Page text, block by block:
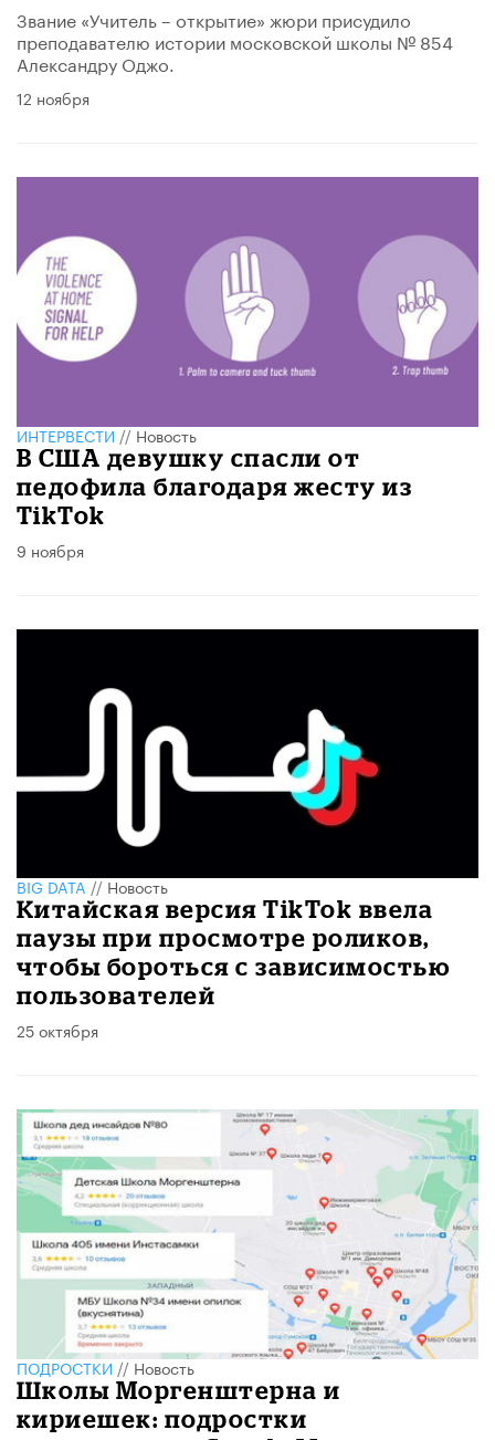
Звание «Учитель – открытие» жюри присудило
преподавателю истории московской школы № 854
Александру Оджо.
12 ноября
ИНТЕРВЕСТИ//Новость
В США девушку спасли от
педофила благодаря жесту из
TikTok
9 ноября
BIG DATA//Новость
Китайская версия TikTok ввела
паузы при просмотре роликов,
чтобы бороться с зависимостью
пользователей
25 октября
ПОДРОСТКИ // Новость
Школы Моргенштерна и
кириешек: подростки